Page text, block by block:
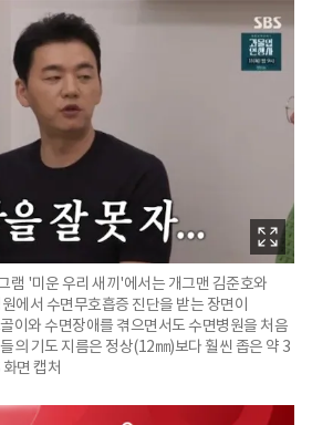
램 '미운 우리 새끼'에서는 개그맨 김준호와
에서 수면무호흡증 진단을 받는 장면이
이와 수면장애를 겪으면서도 수면병원을 처음
의 기도 지름은 정상(12㎜)보다 훨씬 좁은 약 3
면 캡처